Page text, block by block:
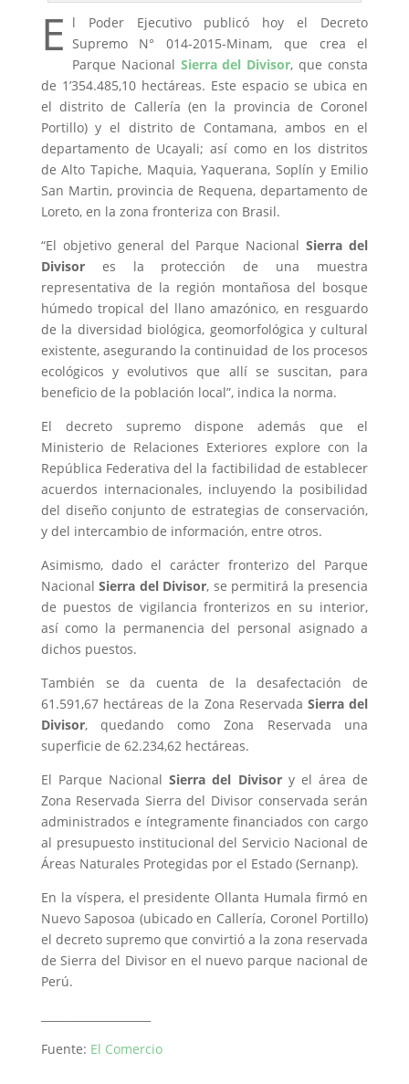
E l Poder Ejecutivo publicó hoy el Decreto
Supremo N° 014-2015-Minam, que crea el
Parque Nacional Sierra del Divisor, que consta
de 1’354.485,10 hectáreas. Este espacio se ubica en
el distrito de Callería (en la provincia de Coronel
Portillo) y el distrito de Contamana, ambos en el
departamento de Ucayali; así como en los distritos
de Alto Tapiche, Maquia, Yaquerana, Soplín y Emilio
San Martin, provincia de Requena, departamento de
Loreto, en la zona fronteriza con Brasil.
“El objetivo general del Parque NacionalSierra del
Divisores la protección de una muestra
representativa de la región montañosa del bosque
húmedo tropical del llano amazónico, en resguardo
de la diversidad biológica, geomorfológica y cultural
existente, asegurando la continuidad de los procesos
ecológicos y evolutivos que allí se suscitan, para
beneficio de la población local”, indica la norma.
El decreto supremo dispone además que el
Ministerio de Relaciones Exteriores explore con la
República Federativa del la factibilidad de establecer
acuerdos internacionales, incluyendo la posibilidad
del diseño conjunto de estrategias de conservación,
y del intercambio de información, entre otros.
Asimismo, dado el carácter fronterizo del Parque
NacionalSierra del Divisor, se permitirá la presencia
de puestos de vigilancia fronterizos en su interior,
así como la permanencia del personal asignado a
dichos puestos.
También se da cuenta de la desafectación de
61.591,67 hectáreas de la Zona Reservada Sierra del
Divisor, quedando como Zona Reservada una
superficie de 62.234,62 hectáreas.
El Parque NacionalSierra del Divisory el área de
Zona Reservada Sierra del Divisor conservada serán
administrados e íntegramente financiados con cargo
al presupuesto institucional del Servicio Nacional de
Áreas Naturales Protegidas por el Estado (Sernanp).
En la víspera, el presidente Ollanta Humala firmó en
Nuevo Saposoa (ubicado en Callería, Coronel Portillo)
el decreto supremo que convirtió a la zona reservada
de Sierra del Divisor en el nuevo parque nacional de
Perú.
Fuente: El Comercio